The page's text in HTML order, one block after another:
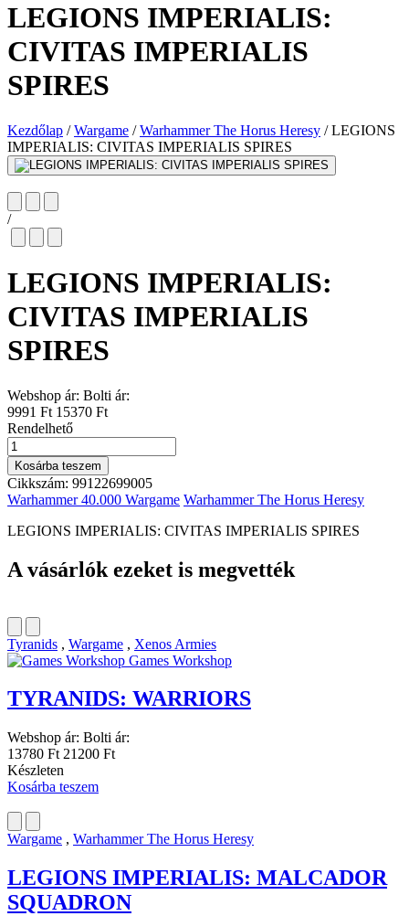
LEGIONS IMPERIALIS:
CIVITAS IMPERIALIS
SPIRES
Kezdőlap / Wargame / Warhammer The Horus Heresy /LEGIONS
IMPERIALIS: CIVITAS IMPERIALIS SPIRES
/
LEGIONS IMPERIALIS:
CIVITAS IMPERIALIS
SPIRES
Webshop ár: Bolti ár:
9991 Ft 15370 Ft
Rendelhető
LEGIONS
IMPERIALIS:
CIVITAS
IMPERIALIS
SPIRES
mennyiség
Kosárba teszem
Cikkszám: 99122699005
Warhammer 40.000 Wargame Warhammer The Horus Heresy
LEGIONS IMPERIALIS: CIVITAS IMPERIALIS SPIRES
A vásárlók ezeket is megvették
Tyranids , Wargame , Xenos Armies
Games Workshop
TYRANIDS: WARRIORS
Webshop ár: Bolti ár:
13780 Ft 21200 Ft
Készleten
Kosárba teszem
Wargame , Warhammer The Horus Heresy
LEGIONS IMPERIALIS: MALCADOR
SQUADRON